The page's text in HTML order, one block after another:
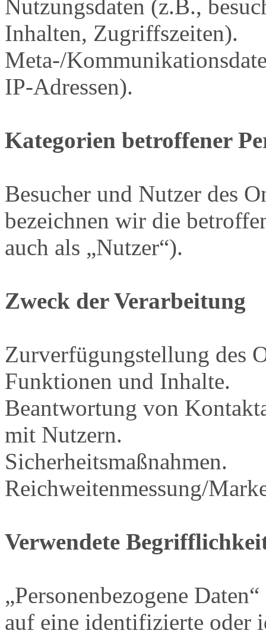
Nutzungsdaten (z.B.,
Inhalten, Zugriffszeiten).
Meta-/
IP-Adressen).
Kategorien betroffener
Besucher und Nutzer des
bezeichnen wir die
auch als „Nutzer“).
Zweck der Verarbeitung
Zurverfügungstellung des
Funktionen und Inhalte.
Beantwortung von
mit Nutzern.
Sicherheitsmaßnahmen.
Reichweitenmessung/
Verwendete
„Personenbezogene
auf eine identifizierte oder